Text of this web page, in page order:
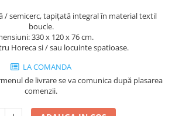
/ semicerc, tapițată integral în material textil
boucle.
330 x 120 x 76 cm.
Horeca si / sau locuinte spatioase.
LA COMANDA
de livrare se va comunica după plasarea
comenzii.